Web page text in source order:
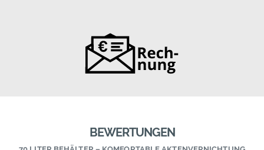
BEWERTUNGEN